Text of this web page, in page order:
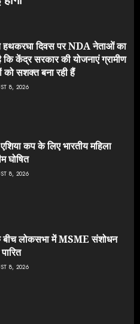
हथकरघा दिवस पर NDA नेताओं का
केंद्र सरकार की योजनाएं ग्रामीण
को सशक्त बना रही हैं
8, 2026
कप के लिए भारतीय महिला
घोषित
8, 2026
बीच लोकसभा में MSME संशोधन
8, 2026